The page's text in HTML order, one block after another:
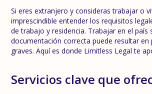
Si eres extranjero y consideras trabajar o
imprescindible entender los requisitos
de trabajo y residencia. Trabajar en el país
documentación correcta puede resultar en
graves. Aquí es donde Limitless Legal te
Servicios clave que